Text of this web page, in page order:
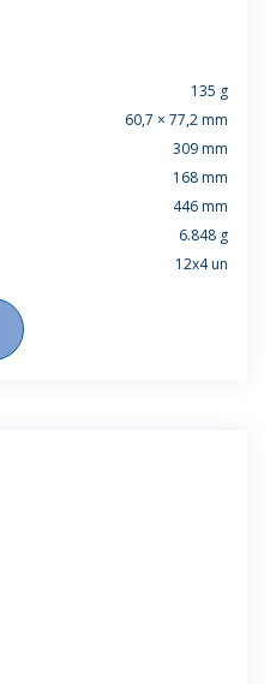
135 g
60,7 × 77,2 mm
309 mm
168 mm
446 mm
6.848 g
12x4 un